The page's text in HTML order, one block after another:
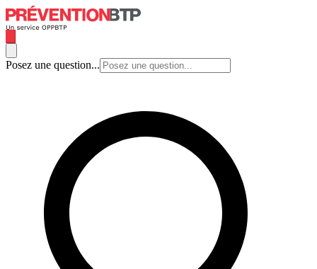
Posez une question...